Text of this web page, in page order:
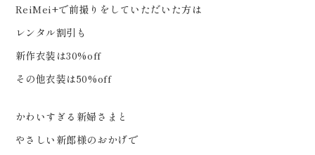
ディング #和装ブライダルフォト
#weddingphoto #結婚式前撮り
#ウェディングフォト #dressy
花嫁 #プラコレ #アーチ花嫁 #
振袖ヘアメイク #プロフィールブ
ック #結婚式準備
ReiMei+で前撮りをしていただいた方は
レンタル割引も
新作衣装は30%off
その他衣装は50%off
かわいすぎる新婦さまと
やさしい新郎様のおかげで